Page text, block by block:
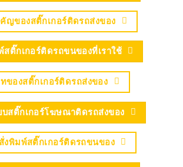
ญของสติ๊กเกอร์ติดรถส่งของ
สติ๊กเกอร์ติดรถขนของที่เราใช้
ของสติ๊กเกอร์ติดรถส่งของ
บสติ๊กเกอร์โฆษณาติดรถส่งของ
งพิมพ์สติ๊กเกอร์ติดรถขนของ